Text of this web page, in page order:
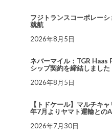
フジトランスコーポレーシ
就航
2026年8月5日
ネバーマイル：TGR Haas
シップ契約を締結しました
2026年8月5日
【トドケール】マルチキ
年7月よりヤマト運輸との
2026年7月30日